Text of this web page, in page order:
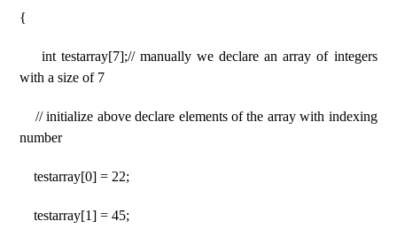
{
int testarray[7];// manually we declare an array of integers
with a size of 7
// initialize above declare elements of the array with indexing
number
testarray[0] = 22;
testarray[1] = 45;